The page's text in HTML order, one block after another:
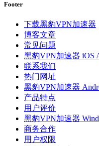
Footer
下载黑豹VPN加速器
博客文章
常见问题
黑豹VPN加速器 iOS
联系我们
热门网址
黑豹VPN加速器
产品特点
用户评价
黑豹VPN加速器
商务合作
用户权限